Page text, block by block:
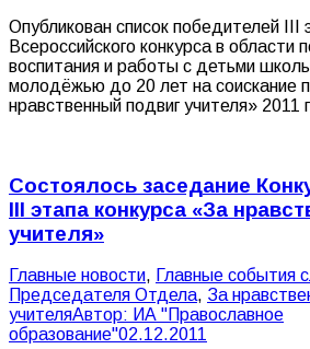
Опубликован список победителей III
Всероссийского конкурса в области
воспитания и работы с детьми
молодёжью до 20 лет на соискание
нравственный подвиг учителя» 2011
Состоялось заседание
III этапа конкурса «За
учителя»
Главные новости, Главные события
Председателя Отдела, За
учителяАвтор: ИА "Православное
образование"02.12.2011